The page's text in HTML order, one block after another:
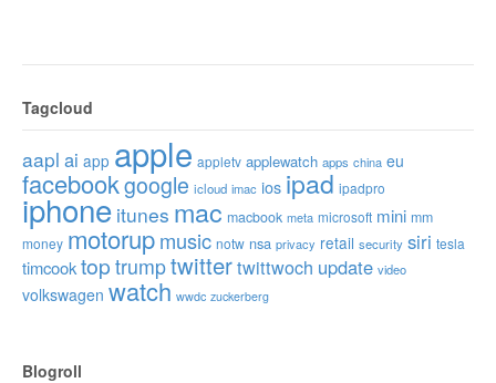
Tagcloud
aapl ai app apple appletv applewatch apps china eu
facebookgoogle icloud imac ios ipad ipadpro
iphone itunes mac macbook meta microsoft mini mm
money motorupmusic notw nsa privacy retail security siri tesla
timcooktop trumptwittertwittwoch update video
volkswagen watch wwdc zuckerberg
Blogroll